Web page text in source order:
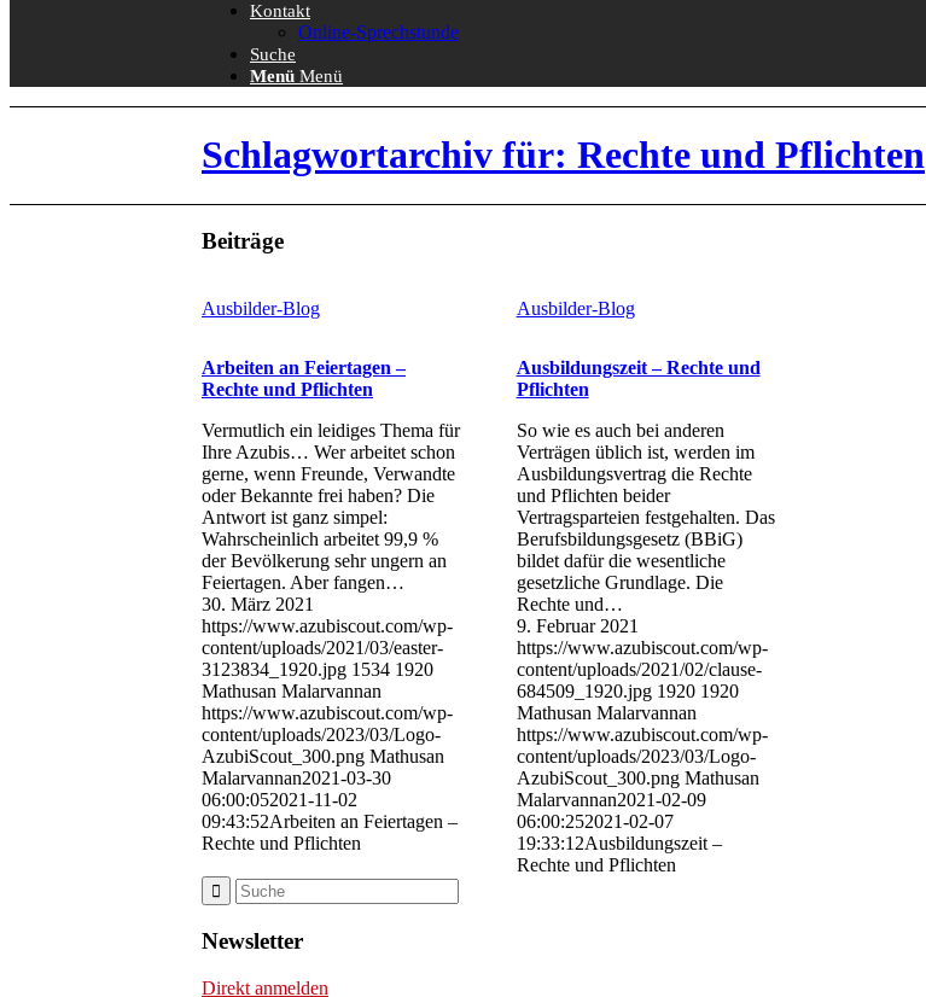
Kontakt
Online-Sprechstunde
Suche
Menü Menü
Schlagwortarchiv für: Rechte und Pflichten
Beiträge
Ausbilder-Blog
Arbeiten an Feiertagen –
Rechte und Pflichten
Vermutlich ein leidiges Thema für
Ihre Azubis… Wer arbeitet schon
gerne, wenn Freunde, Verwandte
oder Bekannte frei haben? Die
Antwort ist ganz simpel:
Wahrscheinlich arbeitet 99,9 %
der Bevölkerung sehr ungern an
Feiertagen. Aber fangen…
30. März 2021
https://www.azubiscout.com/wp-
content/uploads/2021/03/easter-
3123834_1920.jpg 1534 1920
Mathusan Malarvannan
https://www.azubiscout.com/wp-
content/uploads/2023/03/Logo-
AzubiScout_300.png Mathusan
Malarvannan2021-03-30
06:00:052021-11-02
09:43:52Arbeiten an Feiertagen –
Rechte und Pflichten
Ausbilder-Blog
Ausbildungszeit – Rechte und
Pflichten
So wie es auch bei anderen
Verträgen üblich ist, werden im
Ausbildungsvertrag die Rechte
und Pflichten beider
Vertragsparteien festgehalten. Das
Berufsbildungsgesetz (BBiG)
bildet dafür die wesentliche
gesetzliche Grundlage. Die
Rechte und…
9. Februar 2021
https://www.azubiscout.com/wp-
content/uploads/2021/02/clause-
684509_1920.jpg 1920 1920
Mathusan Malarvannan
https://www.azubiscout.com/wp-
content/uploads/2023/03/Logo-
AzubiScout_300.png Mathusan
Malarvannan2021-02-09
06:00:252021-02-07
19:33:12Ausbildungszeit –
Rechte und Pflichten
Newsletter
Direkt anmelden